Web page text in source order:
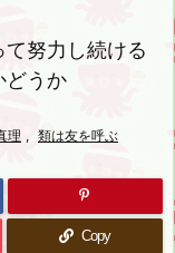
努力し続ける
どうか
理 , 類は友を呼ぶ
Copy